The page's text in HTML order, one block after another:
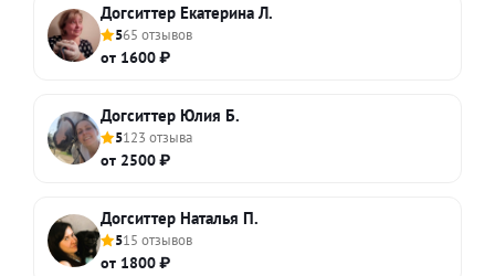
Догситтер Екатерина Л.
565 отзывов
от 1600 ₽
Догситтер Юлия Б.
5123 отзыва
от 2500 ₽
Догситтер Наталья П.
515 отзывов
от 1800 ₽